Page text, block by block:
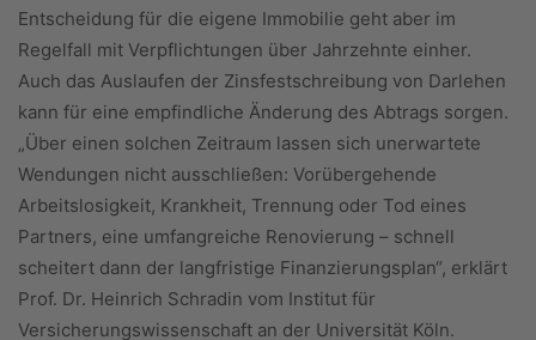
Entscheidung für die eigene Immobilie geht aber im
Regelfall mit Verpflichtungen über Jahrzehnte einher.
Auch das Auslaufen der Zinsfestschreibung von Darlehen
kann für eine empfindliche Änderung des Abtrags sorgen.
„Über einen solchen Zeitraum lassen sich unerwartete
Wendungen nicht ausschließen: Vorübergehende
Arbeitslosigkeit, Krankheit, Trennung oder Tod eines
Partners, eine umfangreiche Renovierung – schnell
scheitert dann der langfristige Finanzierungsplan“, erklärt
Prof. Dr. Heinrich Schradin vom Institut für
Versicherungswissenschaft an der Universität Köln.